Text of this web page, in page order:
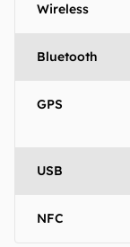
Wireless
Bluetooth
GPS
USB
NFC